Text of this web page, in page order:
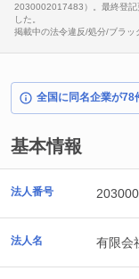
2030002017483）。最終登記
した。
掲載中の法令違反/処分/ブラッ
全国に同名企業が78
基本情報
法人番号
法人名 有限会